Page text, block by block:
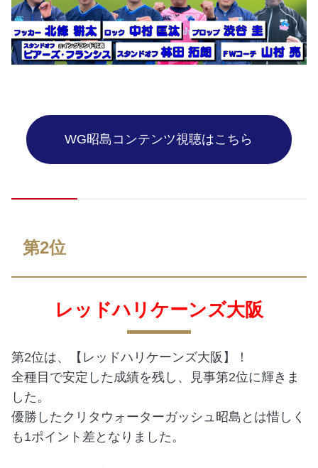
WG昭島コンテンツ視聴はこちら
第2位
レッドハリケーンズ大阪
第2位は、【レッドハリケーンズ大阪】！
全種目で安定した成績を残し、見事第2位に輝きま
した。
優勝したクリタウォーターガッシュ昭島とは惜しく
も1ポイント差となりました。